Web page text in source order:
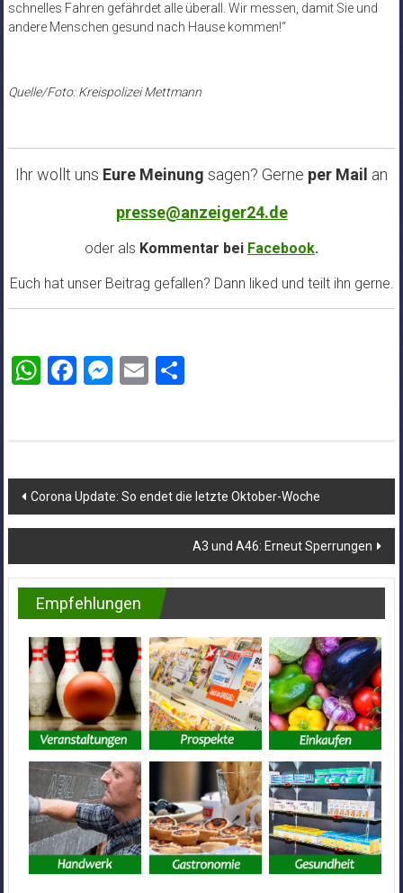
schnelles Fahren gefährdet alle überall. Wir messen, damit Sie und
andere Menschen gesund nach Hause kommen!“
Quelle/Foto: Kreispolizei Mettmann
Ihr wollt uns Eure Meinung sagen? Gerne per Mail an
presse@anzeiger24.de
oder als Kommentar bei Facebook.
Euch hat unser Beitrag gefallen? Dann liked und teilt ihn gerne.
WhatsApp
Facebook
Messenger
Email
Beitragsnavigation
Corona Update: So endet die letzte Oktober-Woche
A3 und A46: Erneut Sperrungen
Empfehlungen